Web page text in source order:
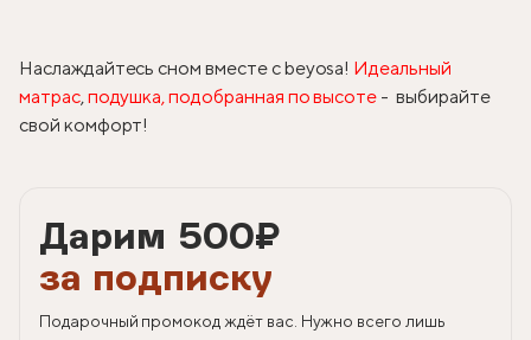
Наслаждайтесь сном вместе с beyosa! Идеальный
матрас,подушка, подобранная по высоте - выбирайте
свой комфорт!
Дарим 500₽
за подписку
Подарочный промокод ждёт вас. Нужно всего лишь